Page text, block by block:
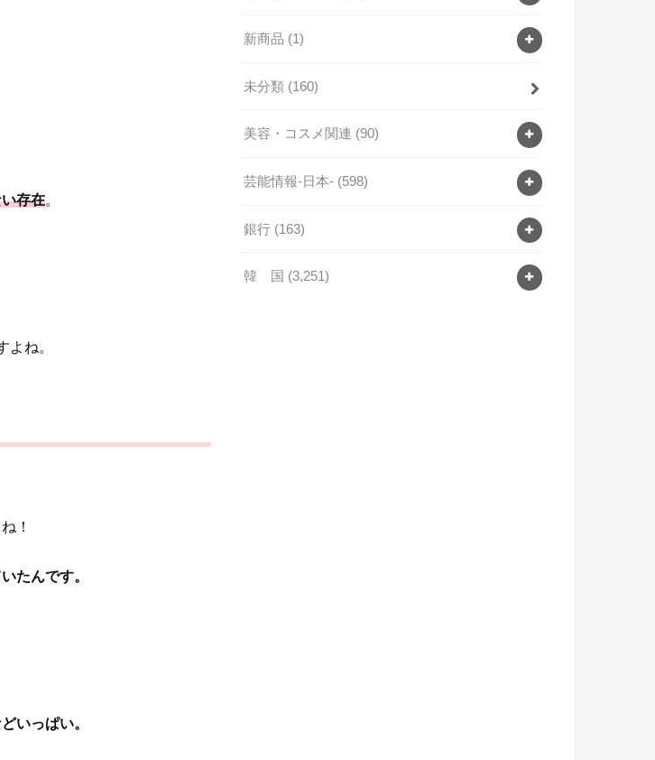
存在。
ね。
！
たんです。
いっぱい。
新商品 (1)
未分類 (160)
美容・コスメ関連 (90)
芸能情報-日本- (598)
銀行 (163)
韓 国 (3,251)